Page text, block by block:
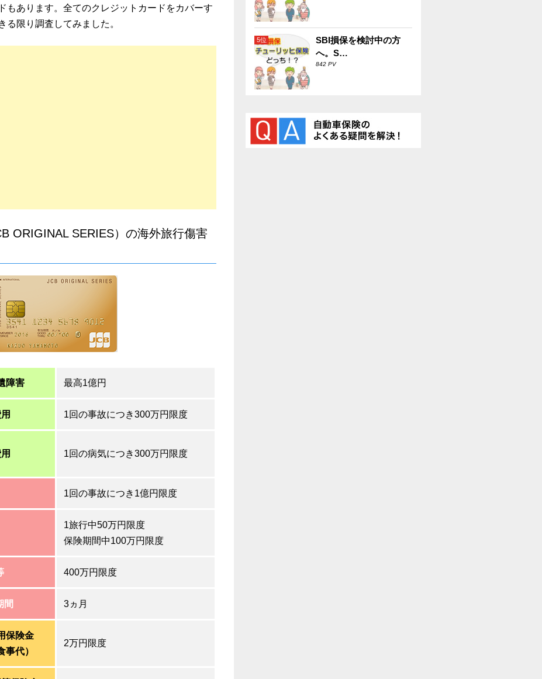
もあります。全てのクレジットカードをカバーす
る限り調査してみました。
ORIGINAL SERIES）の海外旅行傷害
障害 最高1億円
1回の事故につき300万円限度
1回の病気につき300万円限度
1回の事故につき1億円限度
1旅行中50万円限度
保険期間中100万円限度
400万円限度
間 3ヵ月
保険金
事代）
2万円限度
SBI損保を検討中の方
へ。S…
842 PV